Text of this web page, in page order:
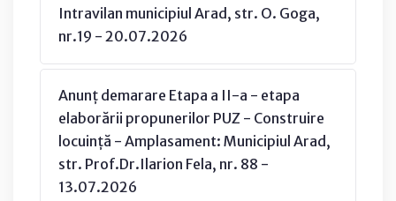
Intravilan municipiul Arad, str. O. Goga,
nr.19 - 20.07.2026
Anunț demarare Etapa a II-a - etapa
elaborării propunerilor PUZ - Construire
locuință - Amplasament: Municipiul Arad,
str. Prof.Dr.Ilarion Fela, nr. 88 -
13.07.2026